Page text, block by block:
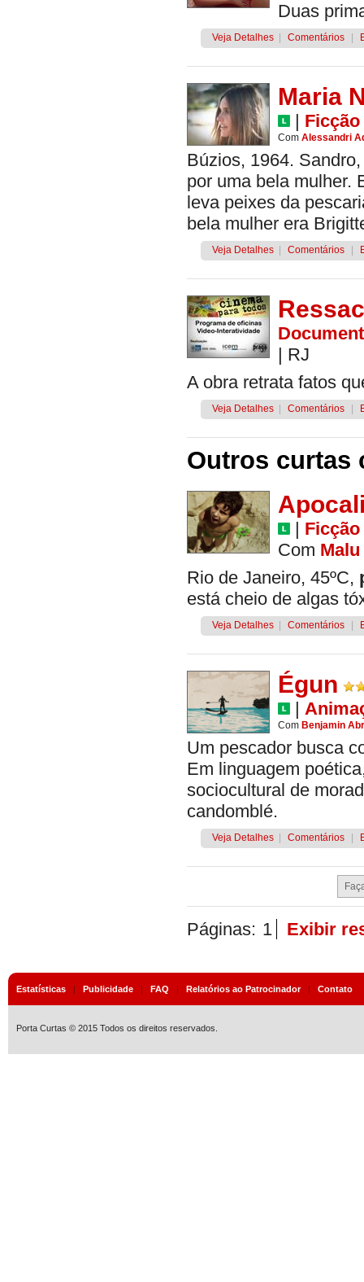
Duas
Veja Detalhes Comentários
Maria
| Ficção
Com Alessandri
Búzios, 1964.
por uma bela mulher.
leva peixes da
bela mulher era
Veja Detalhes Comentários
| RJ
A obra retrata fatos
Veja Detalhes Comentários
Outros curtas
| Ficção
Com
Rio de Janeiro, 45ºC,
está cheio de algas
Veja Detalhes Comentários
Égun
|
Com Benjamin
Um pescador busca
Em linguagem
sociocultural de
candomblé.
Veja Detalhes Comentários
Páginas: 1 Exibir
Estatísticas | Publicidade | FAQ | Relatórios ao Patrocinador| Contato
Porta Curtas © 2015 Todos os direitos reservados.